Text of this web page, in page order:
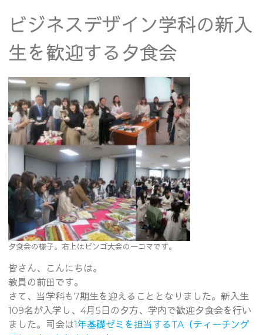
ビジネスデザイン学科の新入
生を歓迎する夕食会
夕食会の様子。右上はビンゴ大会の一コマです。
皆さん、こんにちは。
教員の前田です。
さて、当学科も7期生を迎えることとなりました。新入生
109名が入学し、4月5日の夕方、学内で歓迎夕食会を行い
ました。司会は1年基礎ゼミを担当するTA（ティーチング